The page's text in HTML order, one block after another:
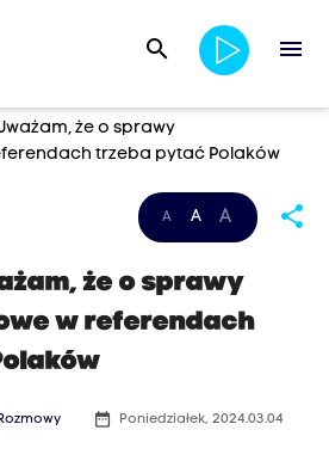
search menu
Uważam, że o sprawy
trzeba pytać Polaków
A A A share
że o sprawy
w referendach
Rozmowy date_range Poniedziałek, 2024.03.04